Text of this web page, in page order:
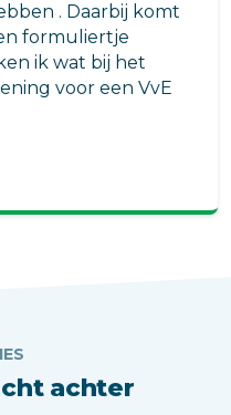
. Daarbij komt
formuliertje
ik wat bij het
voor een VvE
achter